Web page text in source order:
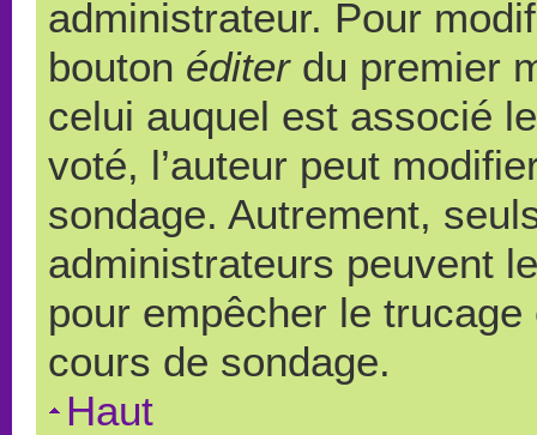
administrateur. Pour
bouton éditerdu premier
celui auquel est associé
voté, l’auteur peut
sondage. Autrement,
administrateurs peuvent
pour empêcher le
cours de sondage.
Haut